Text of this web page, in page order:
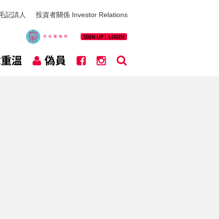
記請人 投資者關係 Investor Relations